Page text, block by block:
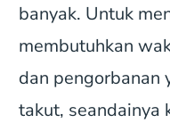
banyak. Untuk
membutuhkan
dan pengorbanan
takut, seandainya